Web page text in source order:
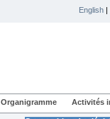
English |
Organigramme Activités